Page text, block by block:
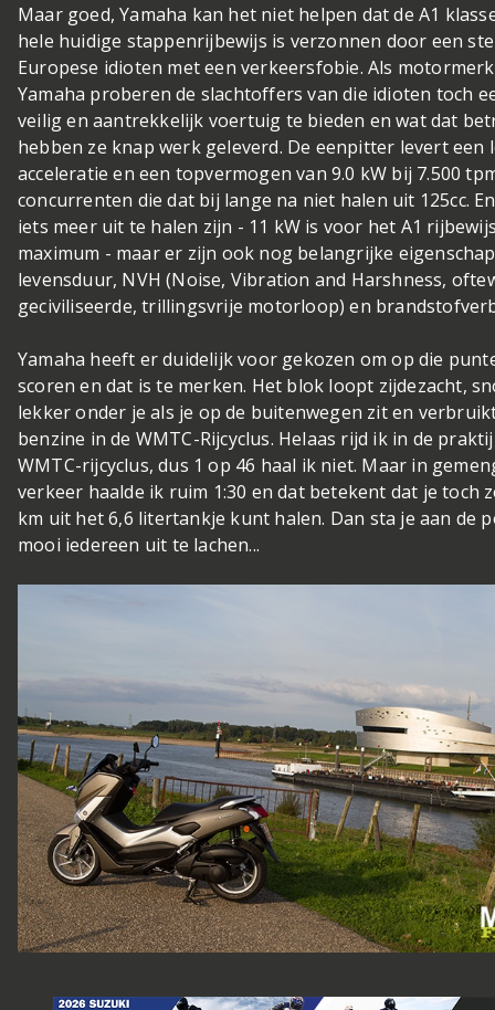
Maar goed, Yamaha kan het niet helpen dat de A1
hele huidige stappenrijbewijs is verzonnen door een
Europese idioten met een verkeersfobie. Als
Yamaha proberen de slachtoffers van die idioten toch
veilig en aantrekkelijk voertuig te bieden en wat dat
hebben ze knap werk geleverd. De eenpitter levert een
acceleratie en een topvermogen van 9.0 kW bij 7.500
concurrenten die dat bij lange na niet halen uit 125cc.
iets meer uit te halen zijn - 11 kW is voor het A1
maximum - maar er zijn ook nog belangrijke
levensduur, NVH (Noise, Vibration and Harshness,
geciviliseerde, trillingsvrije motorloop) en
Yamaha heeft er duidelijk voor gekozen om op die
scoren en dat is te merken. Het blok loopt zijdezacht,
lekker onder je als je op de buitenwegen zit en
benzine in de WMTC-Rijcyclus. Helaas rijd ik in de
WMTC-rijcyclus, dus 1 op 46 haal ik niet. Maar in
verkeer haalde ik ruim 1:30 en dat betekent dat je toch
km uit het 6,6 litertankje kunt halen. Dan sta je aan de
mooi iedereen uit te lachen...